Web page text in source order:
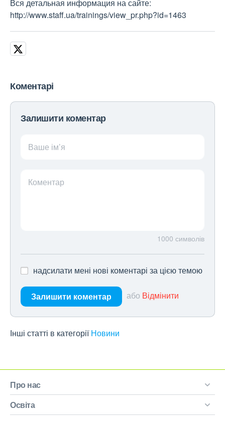
Вся детальная информация на сайте:
http://www.staff.ua/trainings/view_pr.php?id=1463
Коментарі
Залишити коментар
Ваше ім’я
Коментар
1000 символів
надсилати мені нові коментарі за цією темою
Залишити коментар або Відмінити
Інші статті в категорії Новини
Про нас
Освіта